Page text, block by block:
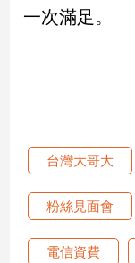
一次滿足。
台灣大哥大
粉絲見面會
電信資費